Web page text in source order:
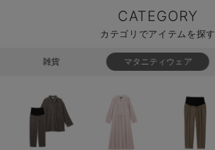
買って正解！高評価レビューアイテム
冬に可愛いニットがお得！
親子コーデ｜ママとベビーにおすすめ！
便利な育児家電
Gift Selection 出産祝い
CATEGORY
カテゴリでアイテムを探す
雑貨 マタニティウェア